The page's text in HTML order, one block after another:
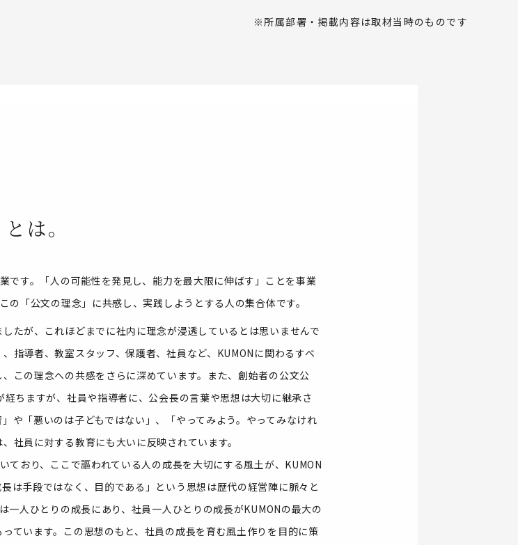
※所属部署・掲載内容は取材当時のものです
は。
です。「人の可能性を発見し、能力を最大限に伸ばす」ことを事業
の「公文の理念」に共感し、実践しようとする人の集合体です。
たが、これほどまでに社内に理念が浸透しているとは思いませんで
指導者、教室スタッフ、保護者、社員など、KUMONに関わるすべ
この理念への共感をさらに深めています。また、創始者の公文公
経ちますが、社員や指導者に、公会長の言葉や思想は大切に継承さ
や「悪いのは子どもではない」、「やってみよう。やってみなけれ
社員に対する教育にも大いに反映されています。
ており、ここで謳われている人の成長を大切にする風土が、KUMON
は手段ではなく、目的である」という思想は歴代の経営陣に脈々と
一人ひとりの成長にあり、社員一人ひとりの成長がKUMONの最大の
ています。この思想のもと、社員の成長を育む風土作りを目的に策